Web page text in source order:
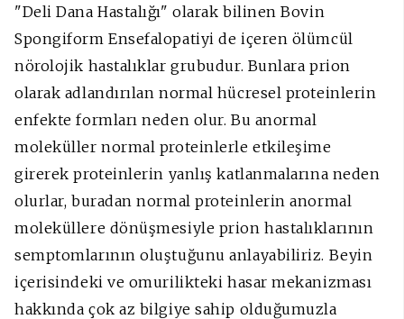
"Deli Dana Hastalığı" olarak bilinen Bovin
Spongiform Ensefalopatiyi de içeren ölümcül
nörolojik hastalıklar grubudur. Bunlara prion
olarak adlandırılan normal hücresel proteinlerin
enfekte formları neden olur. Bu anormal
moleküller normal proteinlerle etkileşime
girerek proteinlerin yanlış katlanmalarına neden
olurlar, buradan normal proteinlerin anormal
moleküllere dönüşmesiyle prion hastalıklarının
semptomlarının oluştuğunu anlayabiliriz. Beyin
içerisindeki ve omurilikteki hasar mekanizması
hakkında çok az bilgiye sahip olduğumuzla